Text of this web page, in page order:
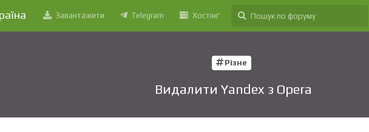
Завантажити Telegram Хостінґ
Різне
Видалити Yandex з Opera